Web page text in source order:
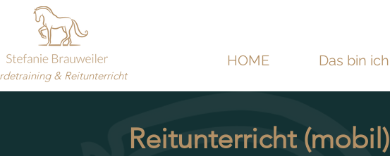
& Reitunterricht
HOME Das bin ich
Reitunterricht (mobil)